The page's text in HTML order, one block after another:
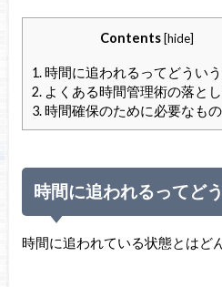
Contents [hide]
1.時間に追われるってどういう
2.よくある時間管理術の落と
3.時間確保のために必要なも
時間に追われるってど
時間に追われている状態とはど